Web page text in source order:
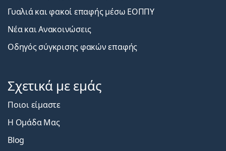
Γυαλιά και φακοί επαφής μέσω ΕΟΠΠΥ
Νέα και Ανακοινώσεις
Οδηγός σύγκρισης φακών επαφής
Σχετικά με εμάς
Ποιοι είμαστε
Η Ομάδα Μας
Blog